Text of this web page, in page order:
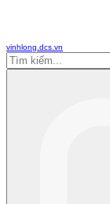
vinhlong.dcs.vn